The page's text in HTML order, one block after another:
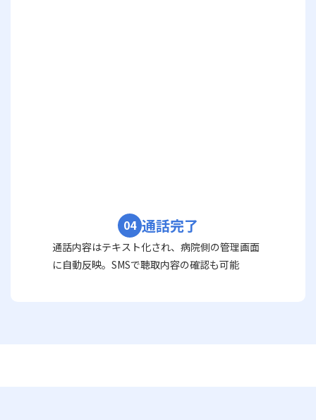
04 通話完了
通話内容はテキスト化され、病院側の管理画面
に自動反映。SMSで聴取内容の確認も可能